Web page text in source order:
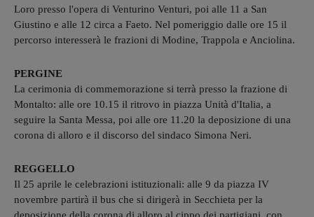
Loro presso l'opera di Venturino Venturi, poi alle 11 a San
Giustino e alle 12 circa a Faeto. Nel pomeriggio dalle ore 15 il
percorso interesserà le frazioni di Modine, Trappola e Anciolina.
PERGINE
La cerimonia di commemorazione si terrà presso la frazione di
Montalto: alle ore 10.15 il ritrovo in piazza Unità d'Italia, a
seguire la Santa Messa, poi alle ore 11.20 la deposizione di una
corona di alloro e il discorso del sindaco Simona Neri.
REGGELLO
Il 25 aprile le celebrazioni istituzionali: alle 9 da piazza IV
novembre partirà il bus che si dirigerà in Secchieta per la
deposizione della corona di alloro al cippo dei partigiani, con